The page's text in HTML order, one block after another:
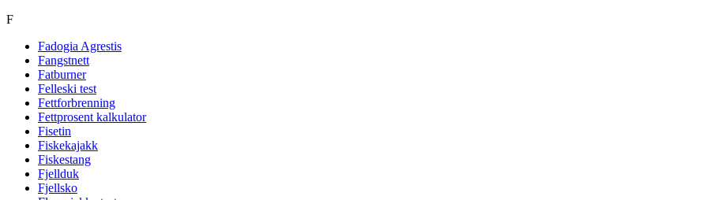
F
Fadogia Agrestis
Fangstnett
Fatburner
Felleski test
Fettforbrenning
Fettprosent kalkulator
Fisetin
Fiskekajakk
Fiskestang
Fjellduk
Fjellsko